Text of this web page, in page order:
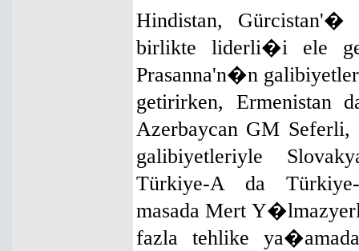
Hindistan, Gürcistan'�
birlikte liderli�i ele
Prasanna'n�n
getirirken, Ermenistan
Azerbaycan GM
galibiyetleriyle
Türkiye-A da
masada Mert
fazla tehlike